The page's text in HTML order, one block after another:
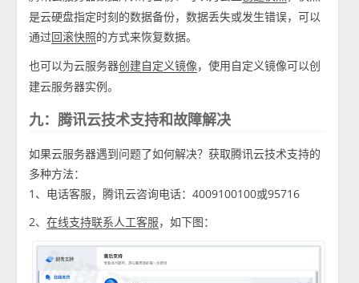
是云硬盘指定时刻的数据备份，数据丢失或发生错误，可以
通过回滚快照的方式来恢复数据。
也可以为云服务器创建自定义镜像，使用自定义镜像可以创
建云服务器实例。
九：腾讯云技术支持和故障解决
如果云服务器遇到问题了如何解决？获取腾讯云技术支持的
多种方法：
1、电话客服，腾讯云咨询电话：4009100100或95716
2、在线支持联系人工客服，如下图：